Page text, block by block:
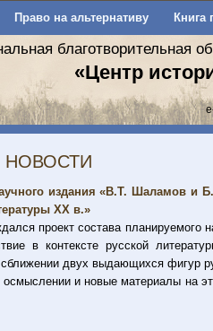
Право на альтернативу Книга
благотворительная
«Центр
НОВОСТИ
издания «В.Т. Шаламов и
ХХ в.»
проект состава
в контексте русской
двух выдающихся фигур
и новые материалы на